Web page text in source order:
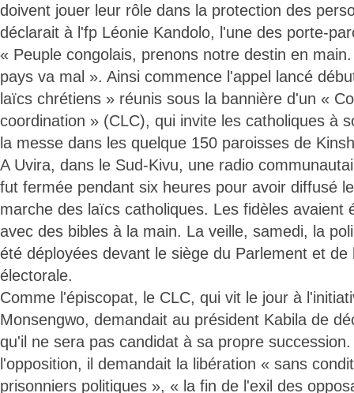
doivent jouer leur rôle dans la protection des
déclarait à l'fp Léonie Kandolo, l'une des porte-
« Peuple congolais, prenons notre destin en
pays va mal ». Ainsi commence l'appel lancé
laïcs chrétiens » réunis sous la bannière d'un «
coordination » (CLC), qui invite les catholiques à
la messe dans les quelque 150 paroisses de
A Uvira, dans le Sud-Kivu, une radio
fut fermée pendant six heures pour avoir diffusé
marche des laïcs catholiques. Les fidèles avaient
avec des bibles à la main. La veille, samedi, la
été déployées devant le siège du Parlement et de
électorale.
Comme l'épiscopat, le CLC, qui vit le jour à
Monsengwo, demandait au président Kabila de
qu'il ne sera pas candidat à sa propre
l'opposition, il demandait la libération « sans
prisonniers politiques », « la fin de l'exil des